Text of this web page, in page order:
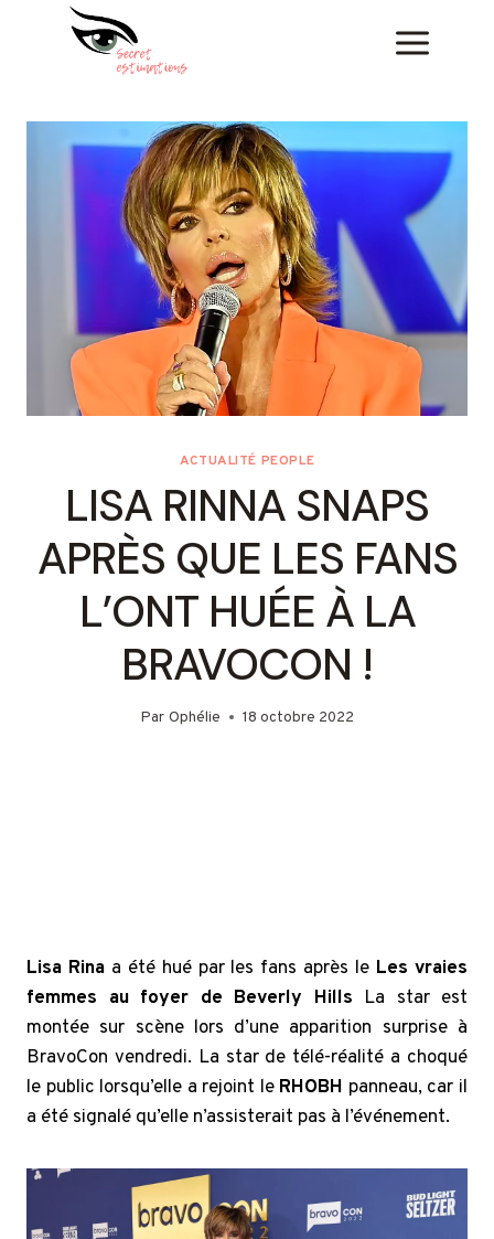
ACTUALITÉ PEOPLE
LISA RINNA SNAPS
APRÈS QUE LES FANS
L’ONT HUÉE À LA
BRAVOCON !
Par Ophélie 18 octobre 2022
Lisa Rinaa été hué par les fans après le Les vraies
femmes au foyer de Beverly Hills La star est
montée sur scène lors d’une apparition surprise à
BravoCon vendredi. La star de télé-réalité a choqué
le public lorsqu’elle a rejoint le RHOBH panneau, car il
a été signalé qu’elle n’assisterait pas à l’événement.